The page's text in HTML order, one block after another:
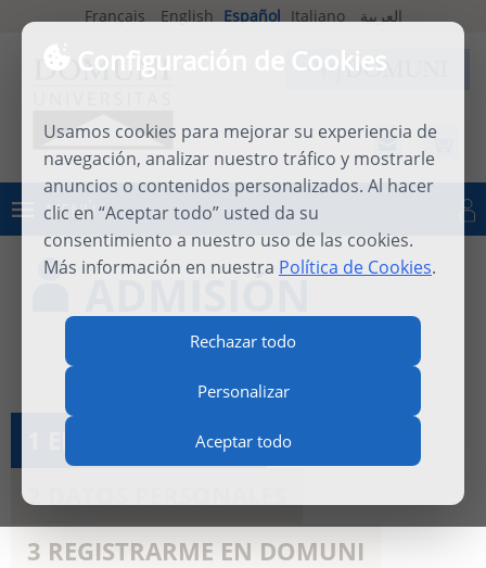
Configuración de Cookies
Usamos cookies para mejorar su experiencia de
navegación, analizar nuestro tráfico y mostrarle
anuncios o contenidos personalizados. Al hacer
clic en “Aceptar todo” usted da su
consentimiento a nuestro uso de las cookies.
Más información en nuestra Política de Cookies.
Rechazar todo
Personalizar
Aceptar todo
Français English Español Italiano العربية
MENÚ
ADMISIÓN
1 ELEGIR ESTUDIOS
2 DATOS PERSONALES
3 REGISTRARME EN DOMUNI